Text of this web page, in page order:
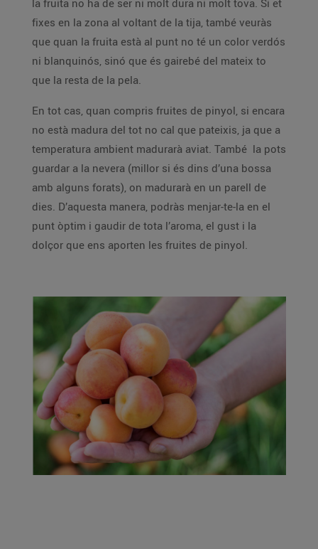
la fruita no ha de ser ni molt dura ni molt tova. Si et
fixes en la zona al voltant de la tija, també veuràs
que quan la fruita està al punt no té un color verdós
ni blanquinós, sinó que és gairebé del mateix to
que la resta de la pela.
En tot cas, quan compris fruites de pinyol, si encara
no està madura del tot no cal que pateixis, ja que a
temperatura ambient madurarà aviat. També la pots
guardar a la nevera (millor si és dins d’una bossa
amb alguns forats), on madurarà en un parell de
dies. D’aquesta manera, podràs menjar-te-la en el
punt òptim i gaudir de tota l’aroma, el gust i la
dolçor que ens aporten les fruites de pinyol.